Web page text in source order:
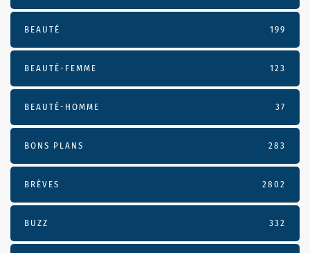
BEAUTÉ 199
BEAUTÉ-FEMME 123
BEAUTÉ-HOMME 37
BONS PLANS 283
BRÈVES 2802
BUZZ 332